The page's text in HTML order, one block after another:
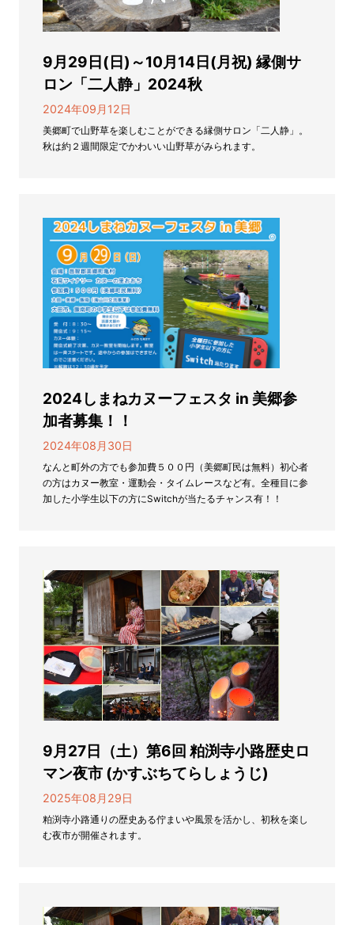
9月29日(日)～10月14日(月祝) 縁側サ
ロン「二人静」2024秋
2024年09月12日
美郷町で山野草を楽しむことができる縁側サロン「二人静」。
秋は約２週間限定でかわいい山野草がみられます。
2024しまねカヌーフェスタ in 美郷参
加者募集！！
2024年08月30日
なんと町外の方でも参加費５００円（美郷町民は無料）初心者
の方はカヌー教室・運動会・タイムレースなど有。全種目に参
加した小学生以下の方にSwitchが当たるチャンス有！！
9月27日（土）第6回 粕渕寺小路歴史ロ
マン夜市 (かすぶちてらしょうじ)
2025年08月29日
粕渕寺小路通りの歴史ある佇まいや風景を活かし、初秋を楽し
む夜市が開催されます。